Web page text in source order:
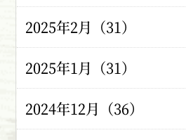
2025年2月（31）
2025年1月（31）
2024年12月（36）